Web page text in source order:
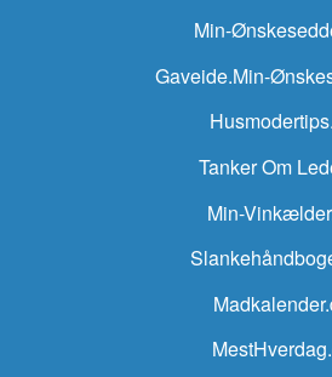
Min-
Gaveide.Min-
Tanker Om
Min-